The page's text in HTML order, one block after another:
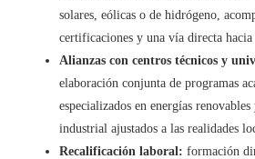
solares, eólicas o de hidrógeno,
certificaciones y una vía directa hacia
Alianzas con centros técnicos y
elaboración conjunta de programas
especializados en energías
industrial ajustados a las realidades
Recalificación laboral: formación